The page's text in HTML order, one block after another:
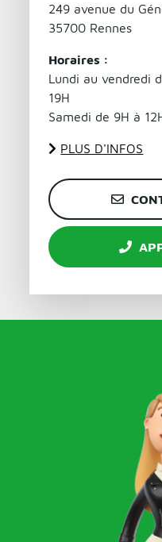
249 avenue du
35700 Rennes
Horaires :
Lundi au vendredi
19H
Samedi de 9H à
PLUS D'INFOS